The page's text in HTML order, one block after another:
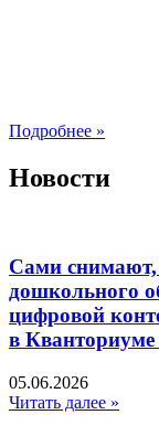
Подробнее »
Новости
Сами снимают,
дошкольного
цифровой
в
05.06.2026
Читать далее »